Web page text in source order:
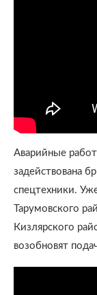
Аварийные
задействована
спецтехники.
Тарумовского
Кизлярского
возобновят